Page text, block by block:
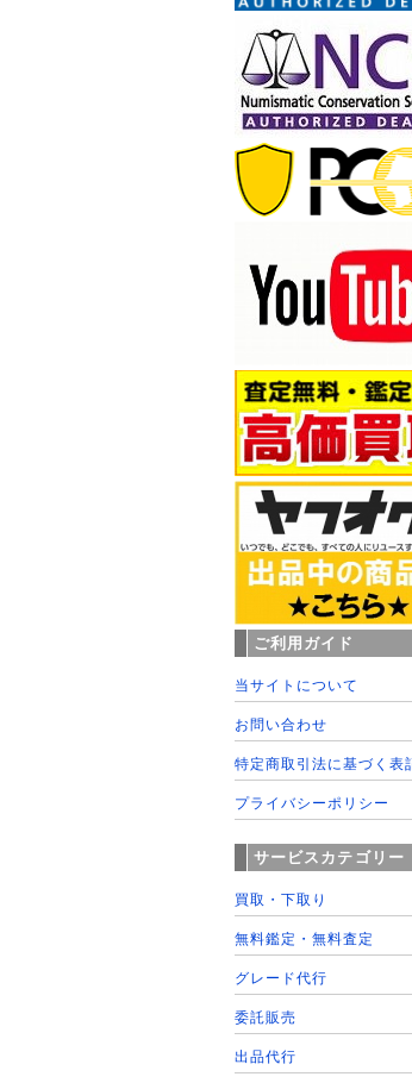
ご利用ガイド
当サイトについて
お問い合わせ
特定商取引法に基づく表
プライバシーポリシー
サービスカテゴリー
買取・下取り
無料鑑定・無料査定
グレード代行
委託販売
出品代行